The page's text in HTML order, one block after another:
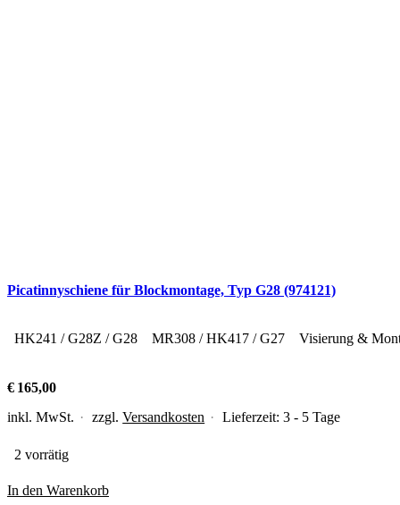
Picatinnyschiene für Blockmontage, Typ G28 (974121)
HK241 / G28Z / G28 MR308 / HK417 / G27 Visierung &
€ 165,00
inkl. MwSt.
zzgl.Versandkosten Lieferzeit:3 - 5 Tage
2 vorrätig
In den Warenkorb